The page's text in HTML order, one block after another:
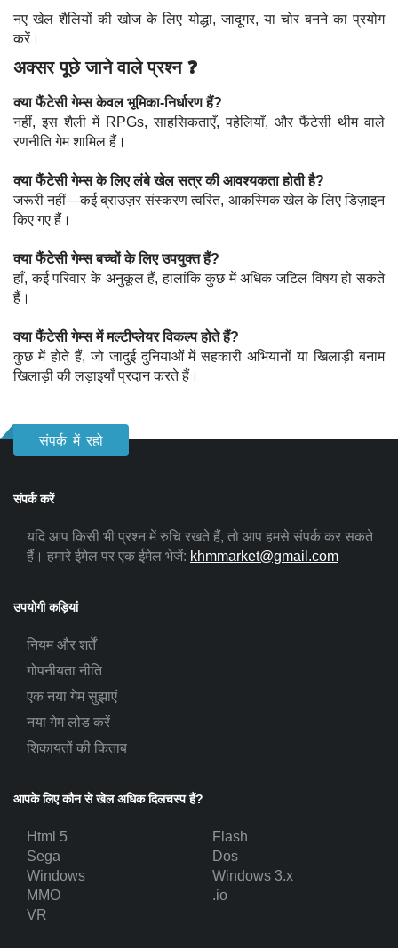
नए खेल शैलियों की खोज के लिए योद्धा, जादूगर, या चोर बनने का प्रयोग
करें।
अक्सर पूछे जाने वाले प्रश्न ❓
क्या फैंटेसी गेम्स केवल भूमिका-निर्धारण हैं?
नहीं, इस शैली में RPGs, साहसिकताएँ, पहेलियाँ, और फैंटेसी थीम वाले
रणनीति गेम शामिल हैं।
क्या फैंटेसी गेम्स के लिए लंबे खेल सत्र की आवश्यकता होती है?
जरूरी नहीं—कई ब्राउज़र संस्करण त्वरित, आकस्मिक खेल के लिए डिज़ाइन
किए गए हैं।
क्या फैंटेसी गेम्स बच्चों के लिए उपयुक्त हैं?
हाँ, कई परिवार के अनुकूल हैं, हालांकि कुछ में अधिक जटिल विषय हो सकते
हैं।
क्या फैंटेसी गेम्स में मल्टीप्लेयर विकल्प होते हैं?
कुछ में होते हैं, जो जादुई दुनियाओं में सहकारी अभियानों या खिलाड़ी बनाम
खिलाड़ी की लड़ाइयाँ प्रदान करते हैं।
संपर्क में रहो
संपर्क करें
यदि आप किसी भी प्रश्न में रुचि रखते हैं, तो आप हमसे संपर्क कर सकते
हैं। हमारे ईमेल पर एक ईमेल भेजें: khmmarket@gmail.com
उपयोगी कड़ियां
नियम और शर्तें
गोपनीयता नीति
एक नया गेम सुझाएं
नया गेम लोड करें
शिकायतों की किताब
आपके लिए कौन से खेल अधिक दिलचस्प हैं?
Html 5
Flash
Sega
Dos
Windows
Windows 3.x
MMO
.io
VR